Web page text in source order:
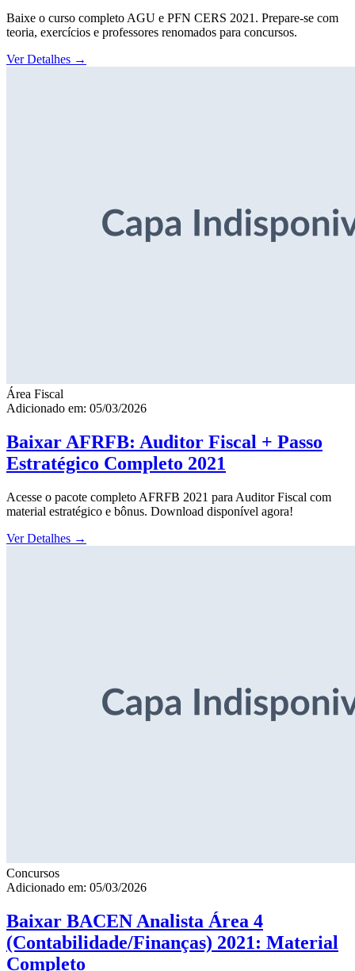
Baixe o curso completo AGU e PFN CERS 2021. Prepare-se com
teoria, exercícios e professores renomados para concursos.
Ver Detalhes →
Área Fiscal
Adicionado em: 05/03/2026
Baixar AFRFB: Auditor Fiscal + Passo
Estratégico Completo 2021
Acesse o pacote completo AFRFB 2021 para Auditor Fiscal com
material estratégico e bônus. Download disponível agora!
Ver Detalhes →
Concursos
Adicionado em: 05/03/2026
Baixar BACEN Analista Área 4
(Contabilidade/Finanças) 2021: Material
Completo